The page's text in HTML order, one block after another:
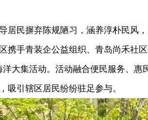
摒弃陈规陋习，涵养淳朴民风，
携手青装企公益组织、青岛尚禾社
洋大集活动。活动融合便民服务、惠
吸引辖区居民纷纷驻足参与。